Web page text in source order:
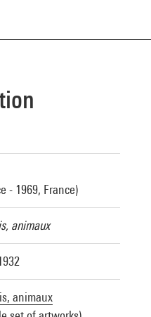
- 1969, France)
animaux
animaux